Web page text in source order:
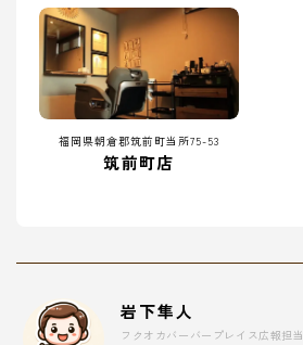
福岡県朝倉郡筑前町当所75-53
筑前町店
岩下隼人
フクオカバーバープレイス広報担当